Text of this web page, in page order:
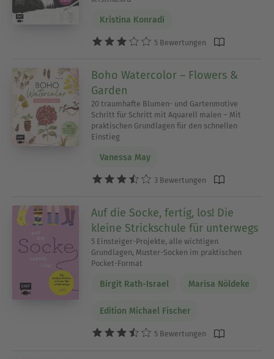
Kristina Konradi
5 Bewertungen
Boho Watercolor – Flowers &
Garden
20 traumhafte Blumen- und Gartenmotive
Schritt für Schritt mit Aquarell malen – Mit
praktischen Grundlagen für den schnellen
Einstieg
Vanessa May
3 Bewertungen
Auf die Socke, fertig, los! Die
kleine Strickschule für unterwegs
5 Einsteiger-Projekte, alle wichtigen
Grundlagen, Muster-Socken im praktischen
Pocket-Format
Birgit Rath-Israel Marisa Nöldeke
Edition Michael Fischer
5 Bewertungen